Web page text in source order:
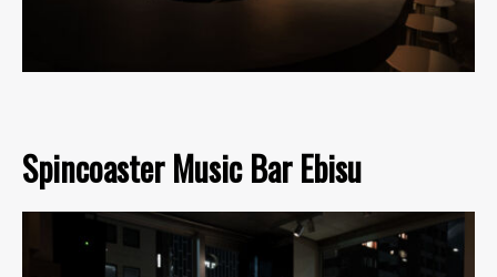
Spincoaster Music Bar Ebisu